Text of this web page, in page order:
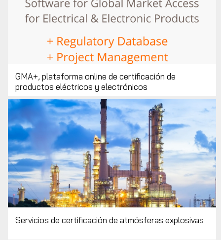
GMA+, plataforma online de certificación de
productos eléctricos y electrónicos
Servicios de certificación de atmósferas explosivas